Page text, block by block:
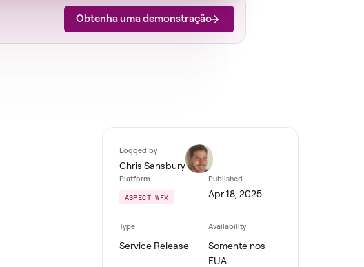
Obtenha uma demonstração
Logged by
Chris Sansbury
Platform
ASPECT WFX
Published
Apr 18, 2025
Type
Service Release
Availability
Somente nos
EUA